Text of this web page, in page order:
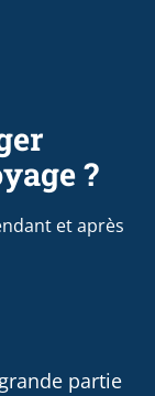
?
et après
partie